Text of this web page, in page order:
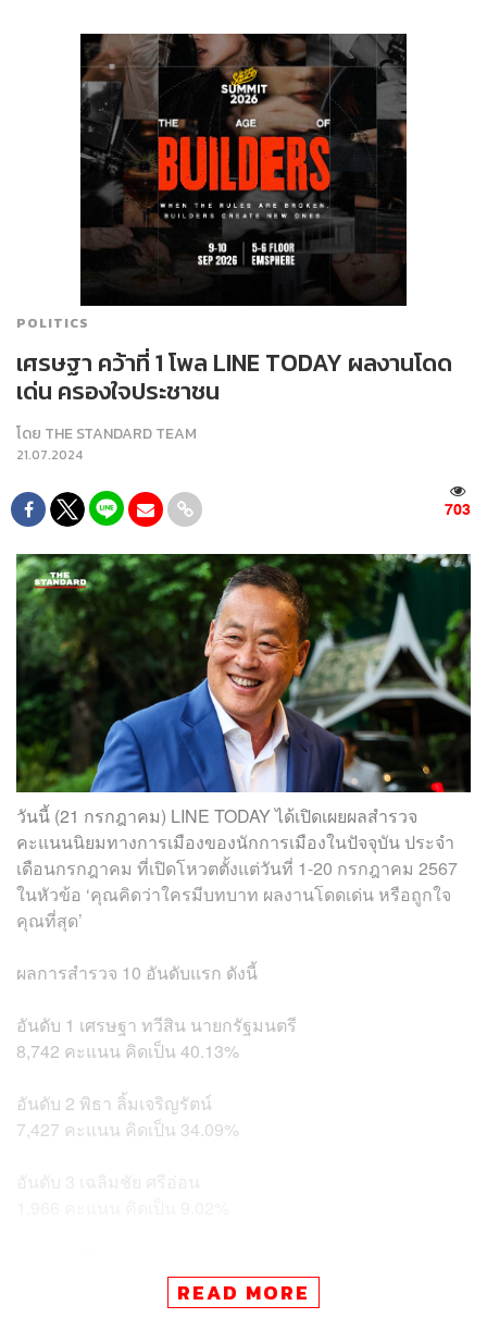
POLITICS
เศรษฐา คว้าที่ 1 โพล LINE TODAY ผลงานโดด
เด่น ครองใจประชาชน
โดย THE STANDARD TEAM
21.07.2024
703
วันนี้ (21 กรกฎาคม) LINE TODAY ได้เปิดเผยผลสำรวจ
คะแนนนิยมทางการเมืองของนักการเมืองในปัจจุบัน ประจำ
เดือนกรกฎาคม ที่เปิดโหวตตั้งแต่วันที่ 1-20 กรกฎาคม 2567
ในหัวข้อ ‘คุณคิดว่าใครมีบทบาท ผลงานโดดเด่น หรือถูกใจ
คุณที่สุด’
ผลการสำรวจ 10 อันดับแรก ดังนี้
อันดับ 1 เศรษฐา ทวีสิน นายกรัฐมนตรี
8,742 คะแนน คิดเป็น 40.13%
อันดับ 2 พิธา ลิ้มเจริญรัตน์
7,427 คะแนน คิดเป็น 34.09%
อันดับ 3 เฉลิมชัย ศรีอ่อน
565 คะแนน คิดเป็น 2.59%READ MORE